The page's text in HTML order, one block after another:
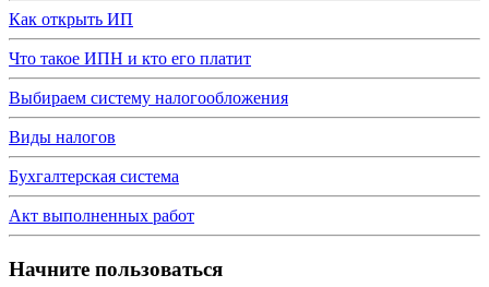
Как открыть ИП
Что такое ИПН и кто его платит
Выбираем систему налогообложения
Виды налогов
Бухгалтерская система
Акт выполненных работ
Начните пользоваться